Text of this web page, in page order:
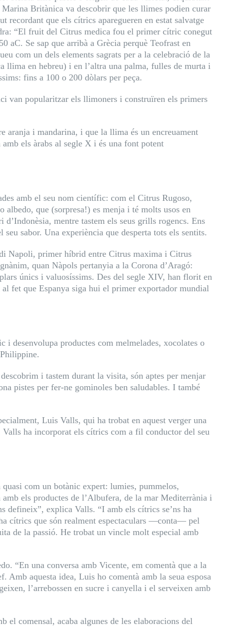
Britànica va descobrir que les llimes podien curar
recordant que els cítrics aparegueren en estat salvatge
“El fruit del Citrus medica fou el primer cítric conegut
aC. Se sap que arribà a Grècia perquè Teofrast en
com un dels elements sagrats per a la celebració de la
llima en hebreu) i en l’altra una palma, fulles de murta i
fins a 100 o 200 dòlars per peça.
van popularitzar els llimoners i construïren els primers
aranja i mandarina, i que la llima és un encreuament
els àrabs al segle X i és una font potent
amb el seu nom científic: com el Citrus Rugoso,
albedo, que (sorpresa!) es menja i té molts usos en
mentre tastem els seus grills rogencs. Ens
sabor. Una experiència que desperta tots els sentits.
Napoli, primer híbrid entre Citrus maxima i Citrus
quan Nàpols pertanyia a la Corona d’Aragó:
únics i valuosíssims. Des del segle XIV, han florit en
fet que Espanya siga hui el primer exportador mundial
desenvolupa productes com melmelades, xocolates o
i tastem durant la visita, són aptes per menjar
pistes per fer-ne gominoles ben saludables. I també
Luis Valls, qui ha trobat en aquest verger una
ha incorporat els cítrics com a fil conductor del seu
com un botànic expert: lumies, pummelos,
els productes de l’Albufera, de la mar Mediterrània i
defineix”, explica Valls. “I amb els cítrics se’ns ha
cítrics que són realment espectaculars —conta— pel
de la passió. He trobat un vincle molt especial amb
. “En una conversa amb Vicente, em comentà que a la
aquesta idea, Luis ho comentà amb la seua esposa
l’arrebossen en sucre i canyella i el serveixen amb
el comensal, acaba algunes de les elaboracions del